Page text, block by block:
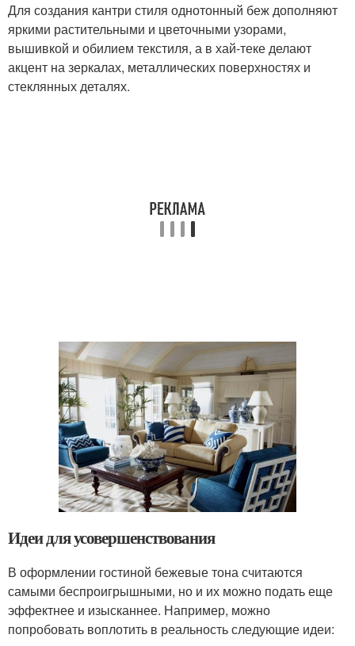
Для создания кантри стиля однотонный беж дополняют
яркими растительными и цветочными узорами,
вышивкой и обилием текстиля, а в хай-теке делают
акцент на зеркалах, металлических поверхностях и
стеклянных деталях.
Идеи для усовершенствования
В оформлении гостиной бежевые тона считаются
самыми беспроигрышными, но и их можно подать еще
эффектнее и изысканнее. Например, можно
попробовать воплотить в реальность следующие идеи: